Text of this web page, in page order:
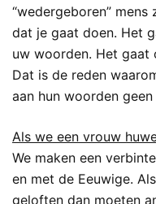
“wedergeboren”
dat je gaat doen. Het
uw woorden. Het gaat
Dat is de reden
aan hun woorden
Als we een vrouw
We maken een
en met de Eeuwige.
geloften dan moeten